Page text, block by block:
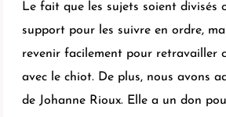
Le fait que les sujets soient divisés
support pour les suivre en ordre,
revenir facilement pour retravailler
avec le chiot. De plus, nous avons
de Johanne Rioux. Elle a un don